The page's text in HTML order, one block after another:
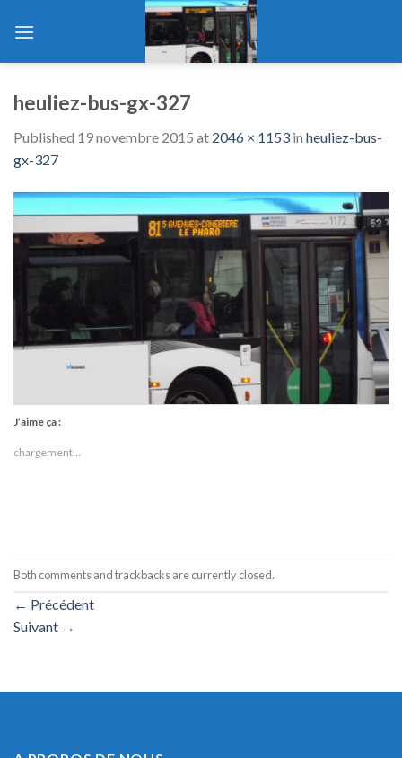
heuliez-bus-gx-327
Published 19 novembre 2015 at 2046 × 1153 in heuliez-bus-
gx-327
J’aime ça :
chargement…
Both comments and trackbacks are currently closed.
← Précédent
Suivant →